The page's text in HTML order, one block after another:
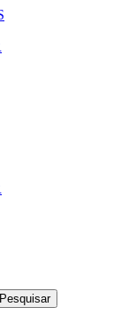
Pesquisar